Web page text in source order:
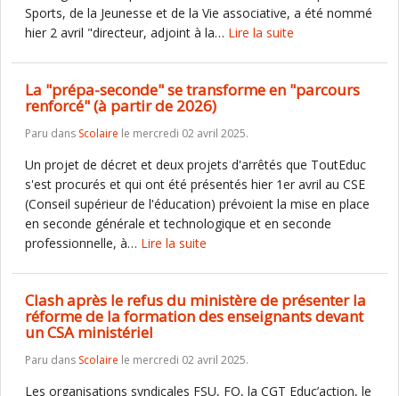
Sports, de la Jeunesse et de la Vie associative, a été nommé
hier 2 avril "directeur, adjoint à la… Lire la suite
La "prépa-seconde" se transforme en "parcours
renforcé" (à partir de 2026)
Paru dans Scolaire le mercredi 02 avril 2025.
Un projet de décret et deux projets d'arrêtés que ToutEduc
s'est procurés et qui ont été présentés hier 1er avril au CSE
(Conseil supérieur de l'éducation) prévoient la mise en place
en seconde générale et technologique et en seconde
professionnelle, à… Lire la suite
Clash après le refus du ministère de présenter la
réforme de la formation des enseignants devant
un CSA ministériel
Paru dans Scolaire le mercredi 02 avril 2025.
Les organisations syndicales FSU, FO, la CGT Educ’action, le